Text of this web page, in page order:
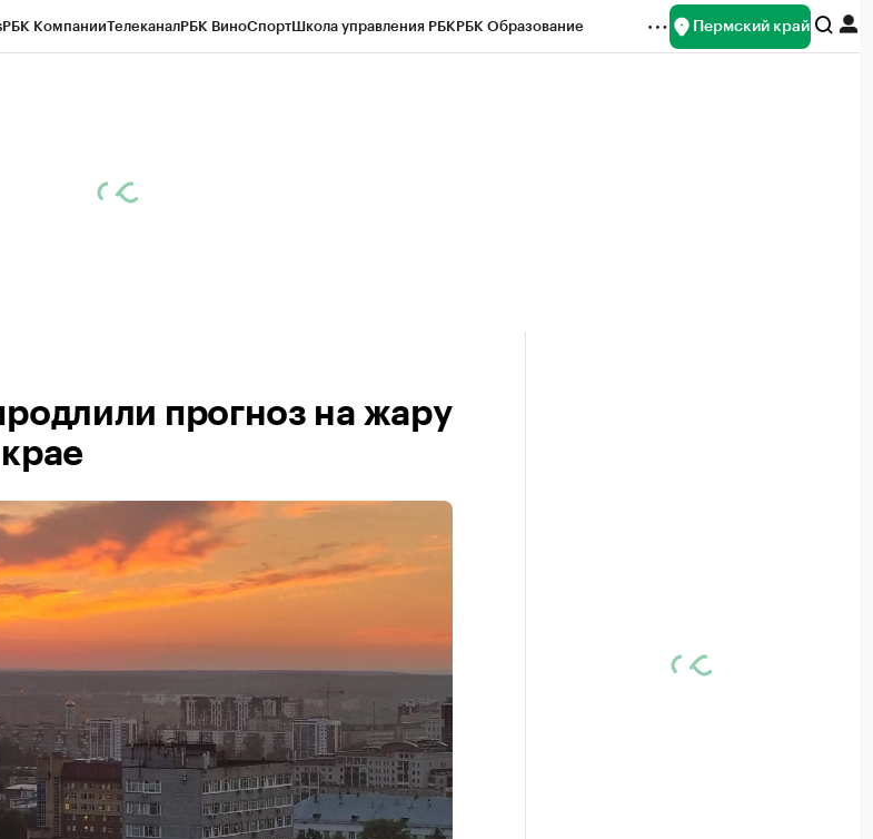
РБК КомпанииТелеканалРБК ВиноСпортШкола управления РБКРБК Образование Пермский край
прогноз на жару